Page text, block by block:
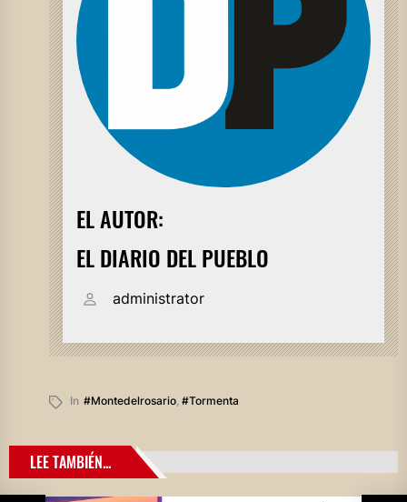
EL AUTOR:
EL DIARIO DEL PUEBLO
administrator
In #montedelrosario, #tormenta
LEE TAMBIÉN...